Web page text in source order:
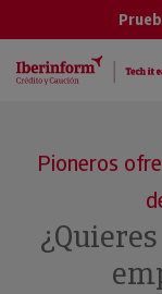
Pioneros